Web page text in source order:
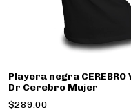
Playera negra
Dr Cerebro Mujer
$289.00